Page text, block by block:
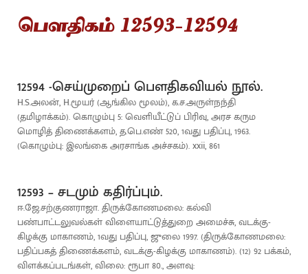
பௌதிகம் 12593-12594
12594 -செய்முறைப் பௌதிகவியல் நூல்.
H.S.அலன், H.மூயர் (ஆங்கில மூலம்), க.ச.அருள்நந்தி
(தமிழாக்கம்). கொழும்பு 5: வெளியீட்டுப் பிரிவு, அரச கரும
மொழித் திணைக்களம், த.பெ.எண் 520, 1வது பதிப்பு, 1963.
(கொழும்பு: இலங்கை அரசாங்க அச்சகம்). xxii, 861
12593 – சடமும் கதிர்ப்பும்.
ஈ.ஜே.சற்குணராஜா. திருக்கோணமலை: கல்வி
பண்பாட்டலுவல்கள் விளையாட்டுத்துறை அமைச்சு, வடக்கு-
கிழக்கு மாகாணம், 1வது பதிப்பு, ஜுலை 1997. (திருக்கோணமலை:
பதிப்பகத் திணைக்களம், வடக்கு-கிழக்கு மாகாணம்). (12) 92 பக்கம்,
விளக்கப்படங்கள், விலை: ரூபா 80., அளவு: